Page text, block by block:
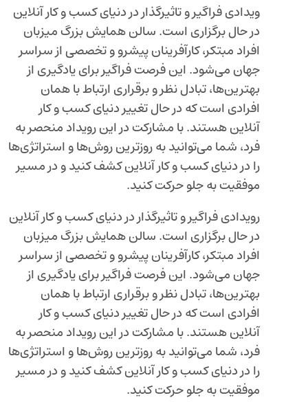
ویدادی فراگیر و تاثیرگذار در دنیای کسب و کار آنلاین
در حال برگزاری است. سالن همایش بزرگ میزبان
افراد مبتکر، کارآفرینان پیشرو و تخصصی از سراسر
جهان می‌شود. این فرصت فراگیر برای یادگیری از
بهترین‌ها، تبادل نظر و برقراری ارتباط با همان
افرادی است که در حال تغییر دنیای کسب و کار
آنلاین هستند. با مشارکت در این رویداد منحصر به
فرد، شما می‌توانید به روزترین روش‌ها و استراتژی‌ها
را در دنیای کسب و کار آنلاین کشف کنید و در مسیر
موفقیت به جلو حرکت کنید.
رویدادی فراگیر و تاثیرگذار در دنیای کسب و کار آنلاین
در حال برگزاری است. سالن همایش بزرگ میزبان
افراد مبتکر، کارآفرینان پیشرو و تخصصی از سراسر
جهان می‌شود. این فرصت فراگیر برای یادگیری از
بهترین‌ها، تبادل نظر و برقراری ارتباط با همان
افرادی است که در حال تغییر دنیای کسب و کار
آنلاین هستند. با مشارکت در این رویداد منحصر به
فرد، شما می‌توانید به روزترین روش‌ها و استراتژی‌ها
را در دنیای کسب و کار آنلاین کشف کنید و در مسیر
موفقیت به جلو حرکت کنید.